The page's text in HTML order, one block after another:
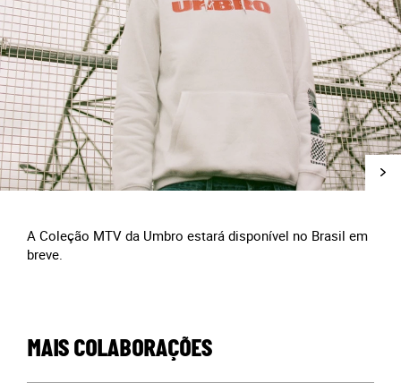
A Coleção MTV da Umbro estará disponível no Brasil em
breve.
MAIS COLABORAÇÕES